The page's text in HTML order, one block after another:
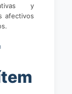
y
afectivos